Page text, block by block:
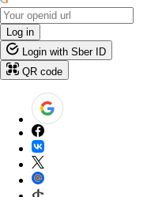
Log in
Login with Sber ID
QR code